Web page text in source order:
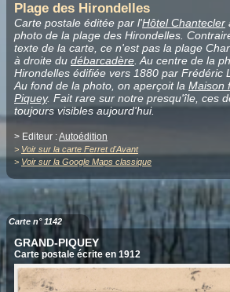
Plage des Hirondelles
Carte postale éditée par l'Hôtel Chantecler
photo de la plage des Hirondelles.
texte de la carte, ce n'est pas la plage
à droite du débarcadère. Au centre de la
Hirondelles édifiée vers 1880 par Frédéric
Au fond de la photo, on aperçoit la Maison
Piquey. Fait rare sur notre presqu'île, ces
toujours visibles aujourd'hui.
> Editeur :Autoédition
> Voir sur la carte Ferret d'Avant
> Voir sur la Google Maps classique
Carte n° 1142
GRAND-PIQUEY
Carte postale écrite en 1912